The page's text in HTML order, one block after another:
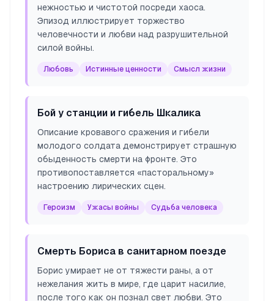
нежностью и чистотой посреди хаоса.
Эпизод иллюстрирует торжество
человечности и любви над разрушительной
силой войны.
Любовь Истинные ценности Смысл жизни
Бой у станции и гибель Шкалика
Описание кровавого сражения и гибели
молодого солдата демонстрирует страшную
обыденность смерти на фронте. Это
противопоставляется «пасторальному»
настроению лирических сцен.
Героизм Ужасы войны Судьба человека
Смерть Бориса в санитарном поезде
Борис умирает не от тяжести раны, а от
нежелания жить в мире, где царит насилие,
после того как он познал свет любви. Это